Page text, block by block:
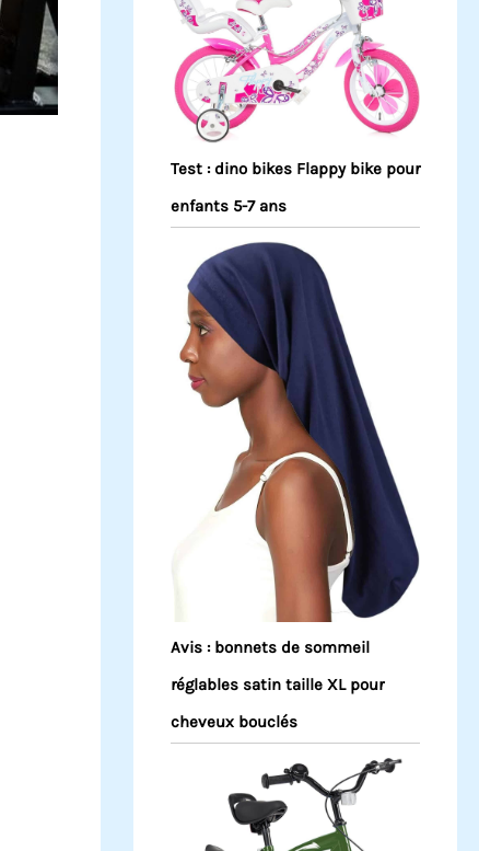
Test : dino bikes Flappy bike pour
enfants 5-7 ans
Avis : bonnets de sommeil
réglables satin taille XL pour
cheveux bouclés